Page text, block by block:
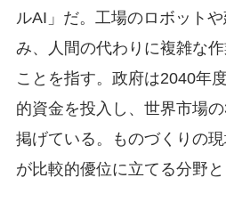
ルAI」だ。工場のロボット
み、人間の代わりに複雑な
ことを指す。政府は2040年
的資金を投入し、世界市場
掲げている。ものづくりの
が比較的優位に立てる分野と